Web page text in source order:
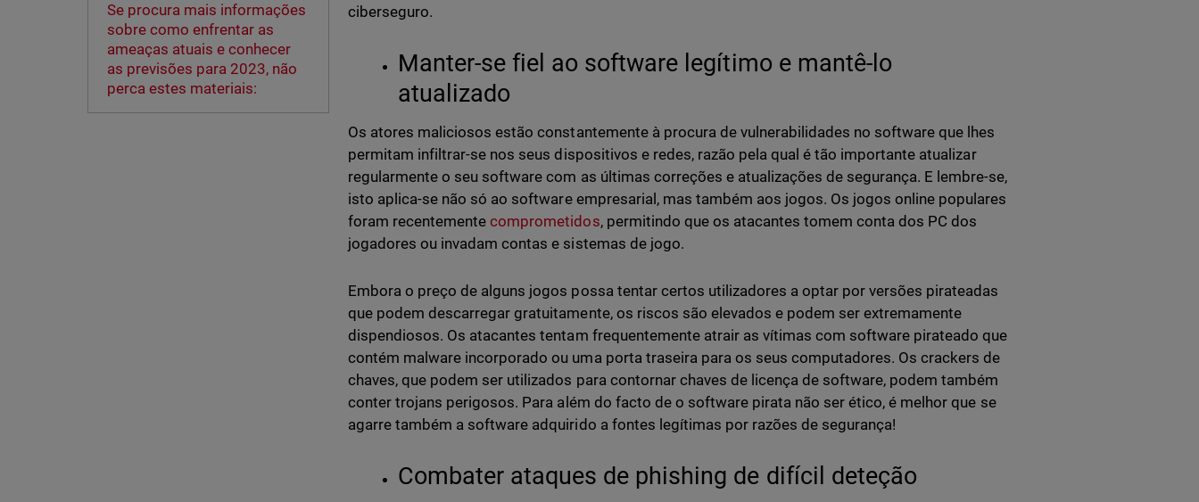
Se procura mais informações
sobre como enfrentar as
ameaças atuais e conhecer
as previsões para 2023, não
perca estes materiais:
ciberseguro.
Manter-se fiel ao software legítimo e mantê-lo
atualizado
Os atores maliciosos estão constantemente à procura de vulnerabilidades no software que lhes
permitam infiltrar-se nos seus dispositivos e redes, razão pela qual é tão importante atualizar
regularmente o seu software com as últimas correções e atualizações de segurança. E lembre-se,
isto aplica-se não só ao software empresarial, mas também aos jogos. Os jogos online populares
foram recentementecomprometidos, permitindo que os atacantes tomem conta dos PC dos
jogadores ou invadam contas e sistemas de jogo.
Embora o preço de alguns jogos possa tentar certos utilizadores a optar por versões pirateadas
que podem descarregar gratuitamente, os riscos são elevados e podem ser extremamente
dispendiosos. Os atacantes tentam frequentemente atrair as vítimas com software pirateado que
contém malware incorporado ou uma porta traseira para os seus computadores. Os crackers de
chaves, que podem ser utilizados para contornar chaves de licença de software, podem também
conter trojans perigosos. Para além do facto de o software pirata não ser ético, é melhor que se
agarre também a software adquirido a fontes legítimas por razões de segurança!
Combater ataques de phishing de difícil deteção